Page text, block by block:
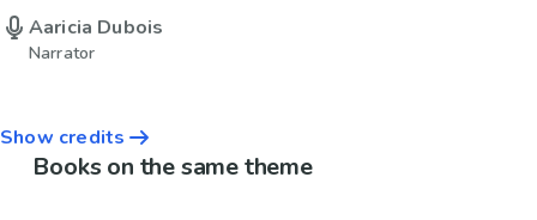
Aaricia Dubois
Narrator
Show credits
Books on the same theme